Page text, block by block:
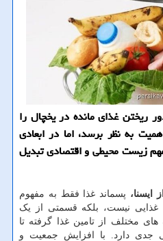
ریختن غذای مانده در یخچال را
به نظر برسد، اما در ابعادی
زیست محیطی و اقتصادی تبدیل
ایسنا، پسماند غذا فقط به مفهوم
غذایی نیست، بلکه قسمتی از یک
مختلف از تامین غذا گرفته تا
جدی دارد. با افزایش جمعیت و